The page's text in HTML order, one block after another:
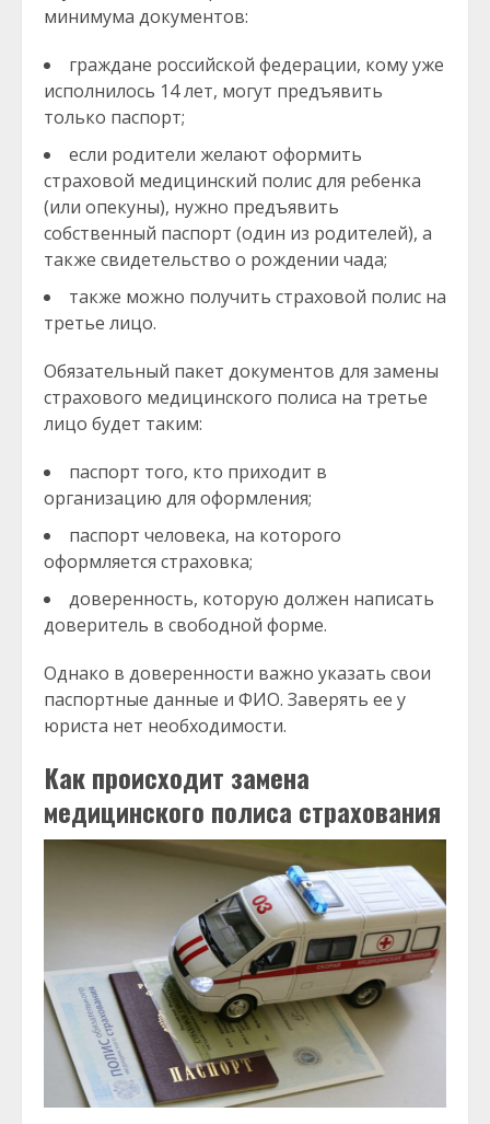
минимума документов:
граждане российской федерации, кому уже
исполнилось 14 лет, могут предъявить
только паспорт;
если родители желают оформить
страховой медицинский полис для ребенка
(или опекуны), нужно предъявить
собственный паспорт (один из родителей), а
также свидетельство о рождении чада;
также можно получить страховой полис на
третье лицо.
Обязательный пакет документов для замены
страхового медицинского полиса на третье
лицо будет таким:
паспорт того, кто приходит в
организацию для оформления;
паспорт человека, на которого
оформляется страховка;
доверенность, которую должен написать
доверитель в свободной форме.
Однако в доверенности важно указать свои
паспортные данные и ФИО. Заверять ее у
юриста нет необходимости.
Как происходит замена
медицинского полиса страхования